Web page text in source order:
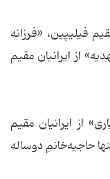
فیلیپین، «فرزانه
از ایرانیان مقیم
از ایرانیان مقیم
حاجیه‌خانمِ دو‌ساله